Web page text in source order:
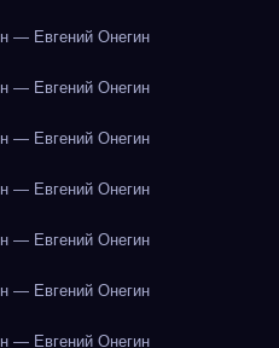
— Евгений Онегин
— Евгений Онегин
— Евгений Онегин
— Евгений Онегин
— Евгений Онегин
— Евгений Онегин
— Евгений Онегин